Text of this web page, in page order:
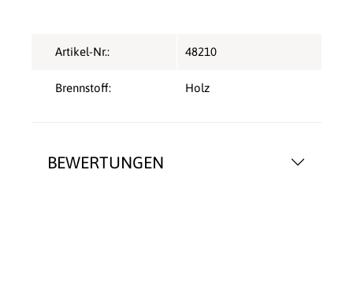
BEWERTUNGEN
Artikel-Nr.: 48210
Brennstoff: Holz